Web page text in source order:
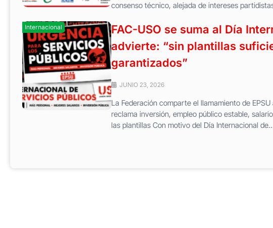
consenso técnico, alejada de intereses
Internacional
FAC-USO se suma al Día
advierte: “sin plantillas
garantizados”
JUNIO 23, 2026
La Federación comparte el llamamiento de
reclama inversión, empleo público estable,
las plantillas Con motivo del Día Internacional